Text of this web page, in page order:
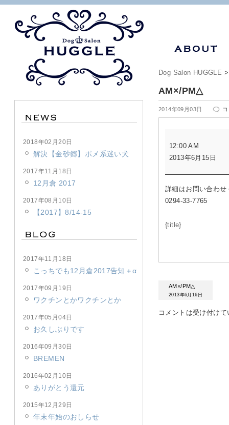
Dog Salon HUGGLE
AM×/PM△
2014年09月03日
は
12:00 AM
2013年6月15日
詳細はお問い合わせ
0294-33-7765
{title}
AM×/PM△
2013年6月16日
コメントは受け付け
2018年02月20日
解決【金砂郷】ポメ系迷い犬
2017年11月18日
12月倉 2017
2017年08月10日
【2017】8/14-15
2017年11月18日
こっちでも12月倉2017告知＋α
2017年09月19日
ワクチンとかワクチンとか
2017年05月04日
お久しぶりです
2016年09月30日
BREMEN
2016年02月10日
ありがとう還元
2015年12月29日
年末年始のおしらせ